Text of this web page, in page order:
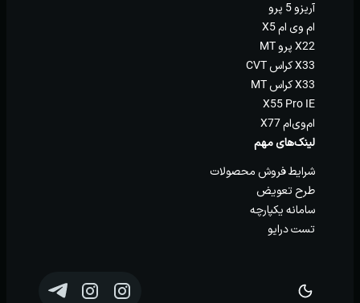
آریزو 5 پرو
ام وی ام X5
X22 پرو MT
X33 کراس CVT
X33 کراس MT
X55 Pro IE
ام‌وی‌ام X77
لینک‌های مهم
شرایط فروش محصولات
طرح تعویض
سامانه یکپارچه
تست درایو